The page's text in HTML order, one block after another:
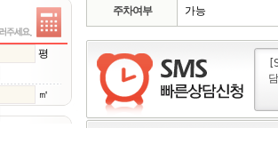
평
㎡
주차여부 가능